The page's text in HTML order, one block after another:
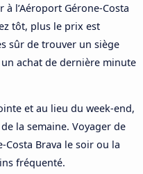
l’Aéroport Gérone-Costa
tôt, plus le prix est
sûr de trouver un siège
achat de dernière minute
et au lieu du week-end,
la semaine. Voyager de
Costa Brava le soir ou la
fréquenté.